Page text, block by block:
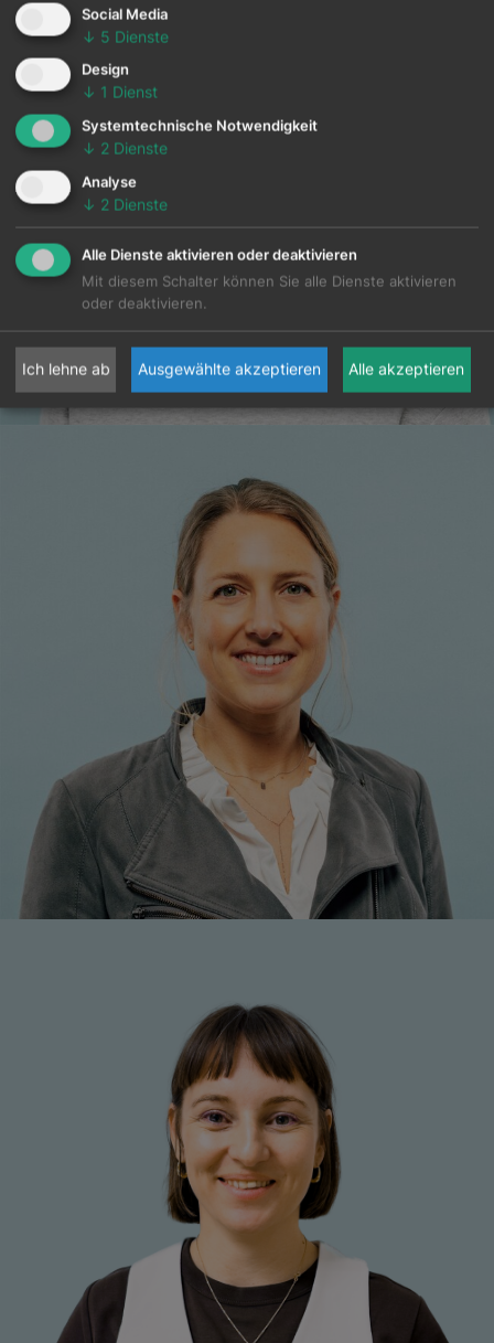
Alexander Fiedler, MSc
Projektleitung Regionalisierung
Mag.
Martina Gruber
Projektleitung TRIGOS
+43 1 7101077-12
m.gruber@trigos.at
Belinda Fussenegger
Mitarbeiterin Office Management
+43 1 7101077-17
b.fussenegger@respact.at
Social Media
↓ 5 Dienste
Design
↓ 1 Dienst
Systemtechnische Notwendigkeit
↓ 2 Dienste
Analyse
↓ 2 Dienste
Alle Dienste aktivieren oder deaktivieren
Mit diesem Schalter können Sie alle Dienste aktivieren
oder deaktivieren.
Ich lehne ab Ausgewählte akzeptieren Alle akzeptieren